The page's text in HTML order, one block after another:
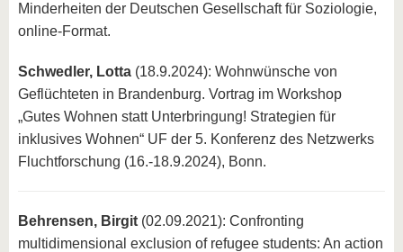
Minderheiten der Deutschen Gesellschaft für Soziologie,
online-Format.
Schwedler, Lotta (18.9.2024): Wohnwünsche von
Geflüchteten in Brandenburg. Vortrag im Workshop
„Gutes Wohnen statt Unterbringung! Strategien für
inklusives Wohnen“ UF der 5. Konferenz des Netzwerks
Fluchtforschung (16.-18.9.2024), Bonn.
Behrensen, Birgit (02.09.2021): Confronting
multidimensional exclusion of refugee students: An action